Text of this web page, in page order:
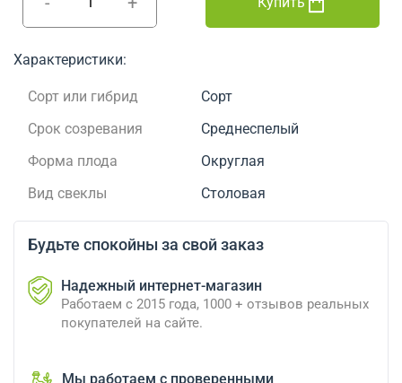
Характеристики:
Сорт или гибрид
Сорт
Срок созревания
Среднеспелый
Форма плода
Округлая
Вид свеклы
Столовая
Будьте спокойны за свой заказ
Надежный интернет-магазин
Работаем с 2015 года, 1000 + отзывов реальных
покупателей на сайте.
Мы работаем с проверенными